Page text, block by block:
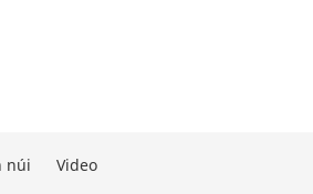
núi Video